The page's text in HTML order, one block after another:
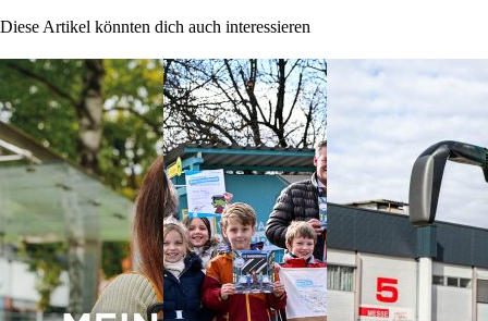
Kontakte
News
Infos & Service
Fundgegenstände
Sonderfahrten
KMG-Busschule
Barrierefreie Mobilität
Busverkehr im Blackout-Fall
Buswerbung
Formulare
Parkraum-Management
Nützliche Links
Kontakt
KMG-Kundenservice
Diese Artikel könnten dich auch interessieren